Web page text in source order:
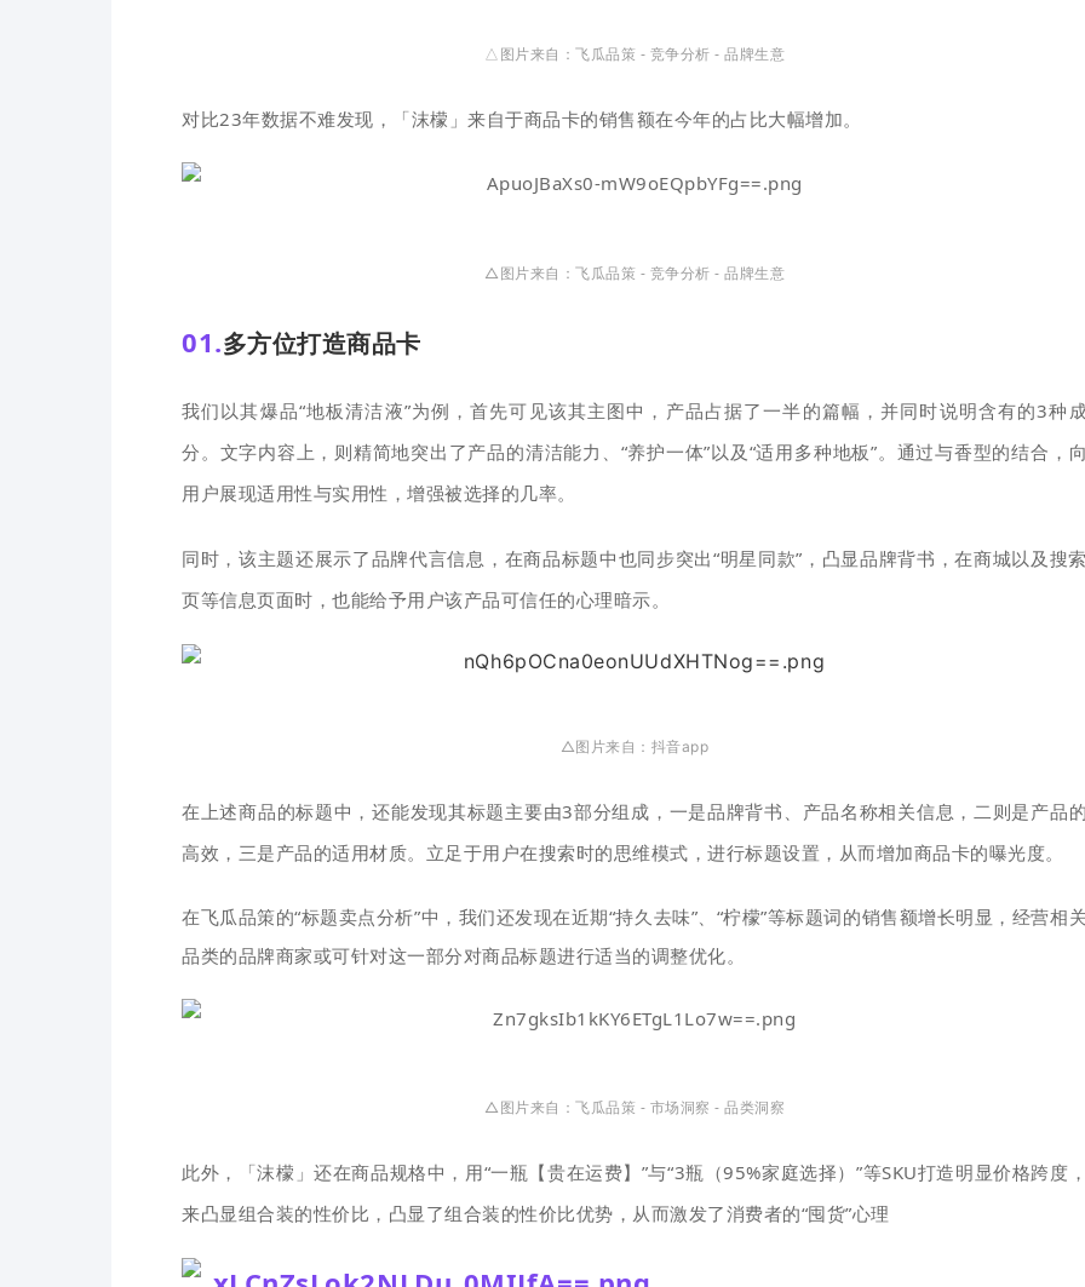
△图片来自：飞瓜品策 - 竞争分析 - 品牌生意
对比23年数据不难发现，「沫檬」来自于商品卡的销售额在今年的占比大幅增加。
△图片来自：飞瓜品策 - 竞争分析 - 品牌生意
01.多方位打造商品卡
我们以其爆品“地板清洁液”为例，首先可见该其主图中，产品占据了一半的篇幅，并同时说明含有的3种
分。文字内容上，则精简地突出了产品的清洁能力、“养护一体”以及“适用多种地板”。通过与香型的结合，
用户展现适用性与实用性，增强被选择的几率。
同时，该主题还展示了品牌代言信息，在商品标题中也同步突出“明星同款”，凸显品牌背书，在商城以及搜
页等信息页面时，也能给予用户该产品可信任的心理暗示。
△图片来自：抖音app
在上述商品的标题中，还能发现其标题主要由3部分组成，一是品牌背书、产品名称相关信息，二则是产品
高效，三是产品的适用材质。 立足于用户在搜索时的思维模式，进行标题设置，从而增加商品卡的曝光度。
在飞瓜品策的“标题卖点分析”中，我们还发现在近期“持久去味”、“柠檬”等标题词的销售额增长明显，经营相
品类的品牌商家或可针对这一部分对商品标题进行适当的调整优化。
△图片来自：飞瓜品策 - 市场洞察 - 品类洞察
此外，「沫檬」还在商品规格中，用“一瓶【贵在运费】”与“3瓶（95%家庭选择）”等SKU打造明显价格跨度
来凸显组合装的性价比， 凸显了组合装的性价比优势，从而激发了消费者的“囤货”心理